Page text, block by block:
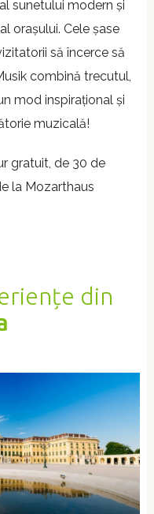
sunetului modern și
orașului. Cele șase
să încerce să
combină trecutul,
mod inspirațional și
muzicală!
gratuit, de 30 de
la Mozarthaus
din